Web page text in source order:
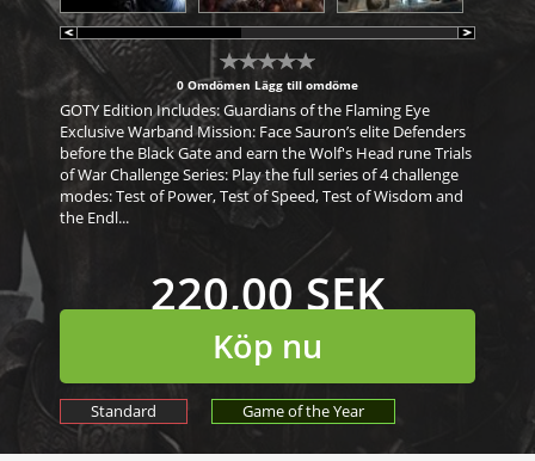
0 Omdömen Lägg till omdöme
GOTY Edition Includes: Guardians of the Flaming Eye
Exclusive Warband Mission: Face Sauron’s elite Defenders
before the Black Gate and earn the Wolf's Head rune Trials
of War Challenge Series: Play the full series of 4 challenge
modes: Test of Power, Test of Speed, Test of Wisdom and
the Endl...
220,00 SEK
Köp nu
Standard Game of the Year